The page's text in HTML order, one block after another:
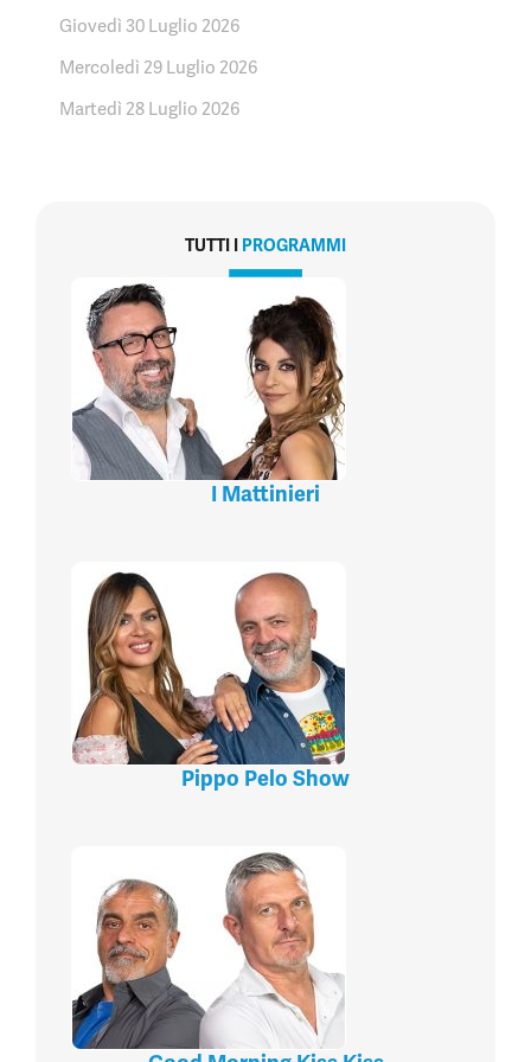
Giovedì 30 Luglio 2026
Mercoledì 29 Luglio 2026
Martedì 28 Luglio 2026
TUTTI I PROGRAMMI
I Mattinieri
Pippo Pelo Show